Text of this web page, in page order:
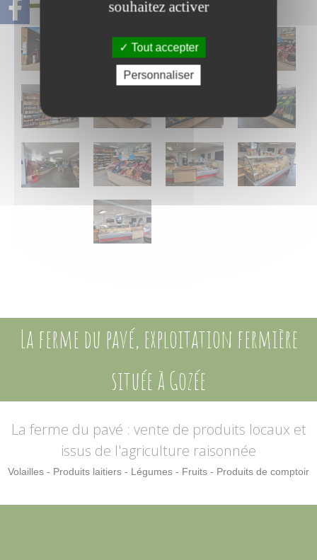
La ferme du pavé, exploitation fermière
située à Gozée
La ferme du pavé : vente de produits locaux et
issus de l'agriculture raisonnée
Volailles - Produits laitiers - Légumes - Fruits - Produits de comptoir
souhaitez activer
Tout accepter
Personnaliser